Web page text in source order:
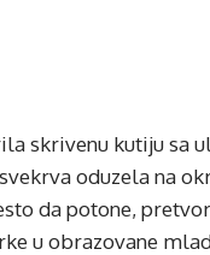
skrivenu kutiju sa
oduzela na
da potone,
u obrazovane